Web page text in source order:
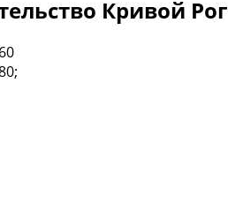
Кривой Рог